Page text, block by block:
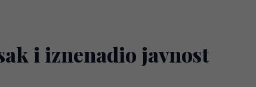
i iznenadio javnost